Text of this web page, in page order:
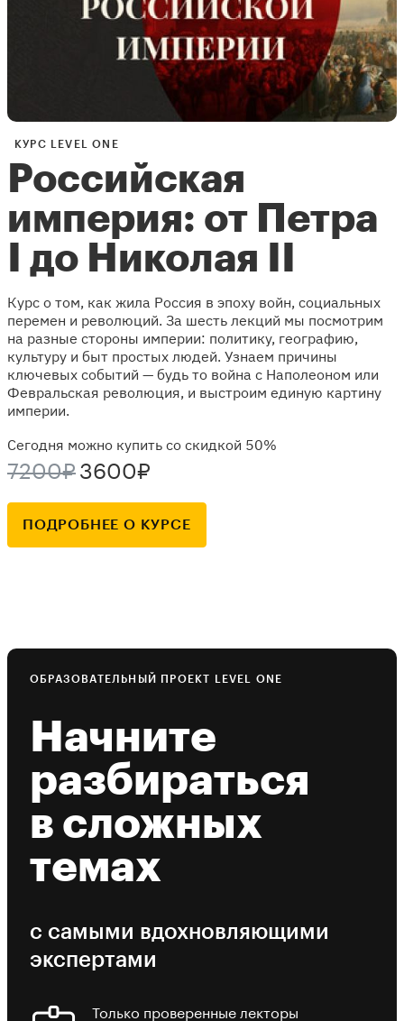
КУРС LEVEL ONE
Российская
империя: от Петра
I до Николая II
Курс о том, как жила Россия в эпоху войн, социальных
перемен и революций. За шесть лекций мы посмотрим
на разные стороны империи: политику, географию,
культуру и быт простых людей. Узнаем причины
ключевых событий — будь то война с Наполеоном или
Февральская революция, и выстроим единую картину
империи.
Сегодня можно купить со скидкой 50%
7200₽ 3600₽
ПОДРОБНЕЕ О КУРСЕ
ОБРАЗОВАТЕЛЬНЫЙ ПРОЕКТ LEVEL ONE
Начните
разбираться
в сложных
темах
с самыми вдохновляющими
экспертами
Только проверенные лекторы